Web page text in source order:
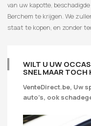
van uw kapotte,
Berchem te krijgen. We
staat te kopen, en zonder
WILT U UW
SNEL MAAR
VenteDirect.be, Uw
auto’s, ook